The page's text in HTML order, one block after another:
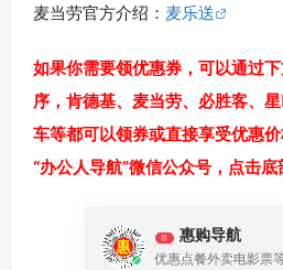
麦当劳官方介绍： 麦乐送
如果你需要领优惠券，可以通过
序，肯德基、麦当劳、必胜客、
车等都可以领券或直接享受优惠
“办公人导航”微信公众号，点击底
荐 惠购导航
优惠点餐外卖电影票